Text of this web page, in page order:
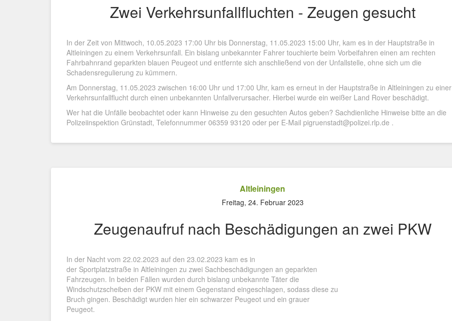
Zwei Verkehrsunfallfluchten - Zeugen gesucht
In der Zeit von Mittwoch, 10.05.2023 17:00 Uhr bis Donnerstag, 11.05.2023 15:00 Uhr, kam es in der Hauptstraße in
Altleiningen zu einem Verkehrsunfall. Ein bislang unbekannter Fahrer touchierte beim Vorbeifahren einen am rechten
Fahrbahnrand geparkten blauen Peugeot und entfernte sich anschließend von der Unfallstelle, ohne sich um die
Schadensregulierung zu kümmern.
Am Donnerstag, 11.05.2023 zwischen 16:00 Uhr und 17:00 Uhr, kam es erneut in der Hauptstraße in Altleiningen zu einer
Verkehrsunfallflucht durch einen unbekannten Unfallverursacher. Hierbei wurde ein weißer Land Rover beschädigt.
Wer hat die Unfälle beobachtet oder kann Hinweise zu den gesuchten Autos geben? Sachdienliche Hinweise bitte an die
Polizeiinspektion Grünstadt, Telefonnummer 06359 93120 oder per E-Mail pigruenstadt@polizei.rlp.de .
Altleiningen
Freitag, 24. Februar 2023
Zeugenaufruf nach Beschädigungen an zwei PKW
In der Nacht vom 22.02.2023 auf den 23.02.2023 kam es in
der Sportplatzstraße in Altleiningen zu zwei Sachbeschädigungen an geparkten
Fahrzeugen. In beiden Fällen wurden durch bislang unbekannte Täter die
Windschutzscheiben der PKW mit einem Gegenstand eingeschlagen, sodass diese zu
Bruch gingen. Beschädigt wurden hier ein schwarzer Peugeot und ein grauer
Peugeot.